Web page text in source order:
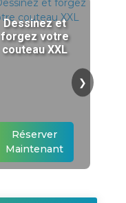
Dessinez et
forgez votre
couteau XXL
Réserver
Maintenant
❯